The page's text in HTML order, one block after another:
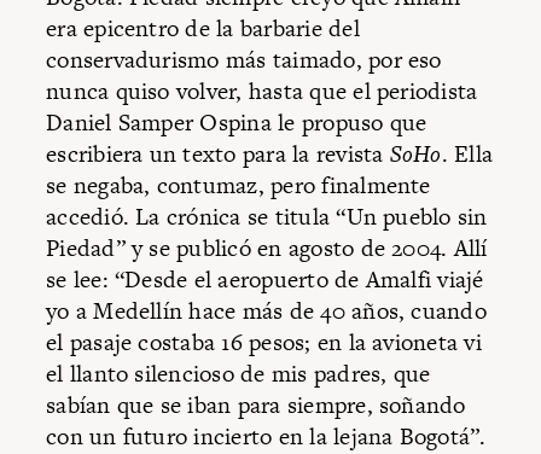
era epicentro de la barbarie del
conservadurismo más taimado, por eso
nunca quiso volver, hasta que el periodista
Daniel Samper Ospina le propuso que
escribiera un texto para la revista SoHo. Ella
se negaba, contumaz, pero finalmente
accedió. La crónica se titula “Un pueblo sin
Piedad” y se publicó en agosto de 2004. Allí
se lee: “Desde el aeropuerto de Amalfi viajé
yo a Medellín hace más de 40 años, cuando
el pasaje costaba 16 pesos; en la avioneta vi
el llanto silencioso de mis padres, que
sabían que se iban para siempre, soñando
con un futuro incierto en la lejana Bogotá”.